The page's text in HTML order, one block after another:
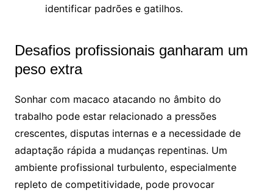
identificar padrões e gatilhos.
Desafios profissionais ganharam um
peso extra
Sonhar com macaco atacando no âmbito do
trabalho pode estar relacionado a pressões
crescentes, disputas internas e a necessidade de
adaptação rápida a mudanças repentinas. Um
ambiente profissional turbulento, especialmente
repleto de competitividade, pode provocar